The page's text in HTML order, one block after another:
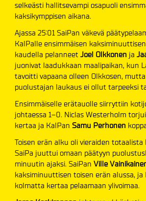
selkeästi hallitsevampi osapuoli
kaksikymppisen aikana.
Ajassa 25:01 SaiPan väkevä
KalPalle ensimmäisen
kaudella pelanneet Joel Olkkonen ja
juonivat laadukkaan maalipaikan, kun
tavoitti vapaana olleen Olkkosen,
puolustajan laukaus ei ollut tarpeeksi
Ensimmäiselle erätauolle siirryttiin
johtaessa 1–0. Niclas Westerholm
kertaa ja KalPan Samu Perhonen
Toisen erän alku oli vieraiden
SaiPa juuttui omaan päätyyn
minuutin ajaksi. SaiPan Ville
kaksiminuuttisen toisen erän alussa, ja
kolmatta kertaa pelaamaan ylivoimaa.